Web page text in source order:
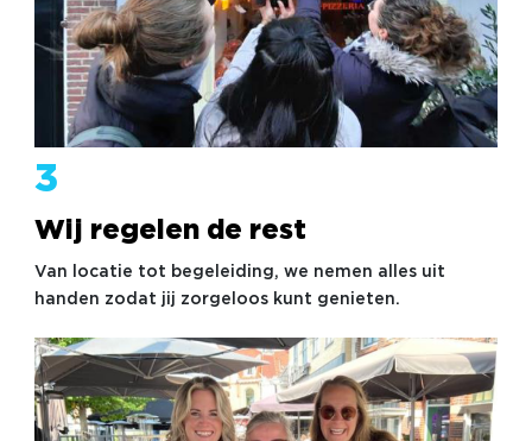
3
Wij regelen de rest
Van locatie tot begeleiding, we nemen alles uit
handen zodat jij zorgeloos kunt genieten.